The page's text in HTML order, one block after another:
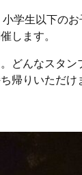
学生以下の
します。
どんなスタ
帰りいただけ